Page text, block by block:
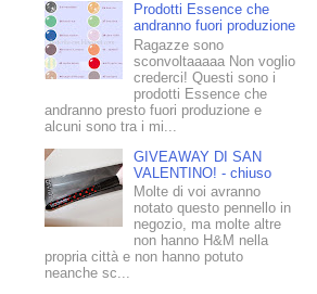
Prodotti Essence che
andranno fuori produzione
Ragazze sono
sconvoltaaaaa Non voglio
crederci! Questi sono i
prodotti Essence che
andranno presto fuori produzione e
alcuni sono tra i mi...
GIVEAWAY DI SAN
VALENTINO! - chiuso
Molte di voi avranno
notato questo pennello in
negozio, ma molte altre
non hanno H&M nella
propria città e non hanno potuto
neanche sc...